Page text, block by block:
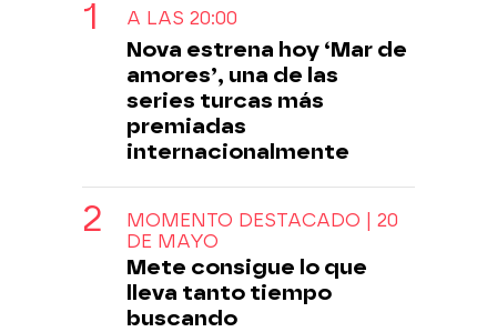
A LAS 20:00
Nova estrena hoy ‘Mar de
amores’, una de las
series turcas más
premiadas
internacionalmente
MOMENTO DESTACADO | 20
DE MAYO
Mete consigue lo que
lleva tanto tiempo
buscando